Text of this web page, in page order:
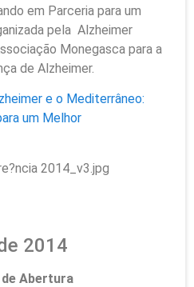
em Parceria para um
pela Alzheimer
Monegasca para a
de Alzheimer.
e o Mediterrâneo:
um Melhor
2014
Abertura